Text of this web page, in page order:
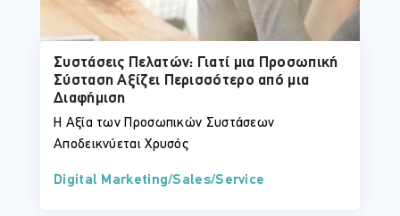
Συστάσεις Πελατών: Γιατί μια Προσωπική
Σύσταση Αξίζει Περισσότερο από μια
Διαφήμιση
Η Αξία των Προσωπικών Συστάσεων
Αποδεικνύεται Χρυσός
Digital Marketing/Sales/Service